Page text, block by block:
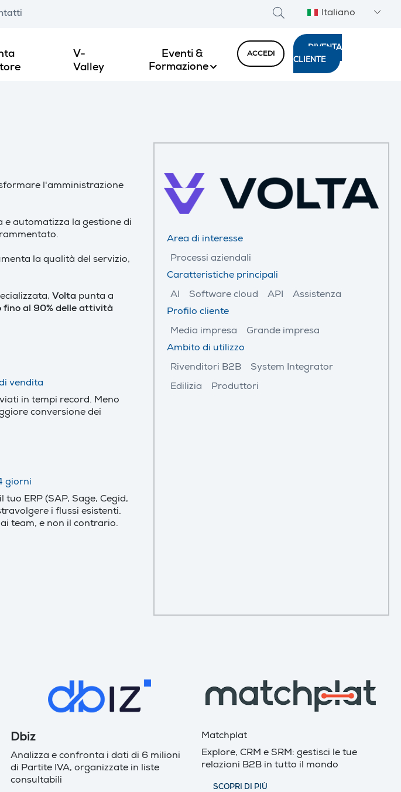
Italiano
V-
Valley
Eventi &
Formazione
ACCEDI
DIVENTA
CLIENTE
l'amministrazione
e automatizza la gestione di
la qualità del servizio,
Volta punta a
al 90% delle attività
vendita
in tempi record. Meno
conversione dei
giorni
ERP (SAP, Sage, Cegid,
i flussi esistenti.
team, e non il contrario.
Area di interesse
Processi aziendali
Caratteristiche principali
AI Software cloud API
Assistenza
Profilo cliente
Media impresa
Grande impresa
Ambito di utilizzo
Rivenditori B2B System Integrator
Edilizia Produttori
Dbiz
Analizza e confronta i dati di 6 milioni
di Partite IVA, organizzate in liste
consultabili
Matchplat
Explore, CRM e SRM: gestisci le tue
relazioni B2B in tutto il mondo
SCOPRI DI PIÙ